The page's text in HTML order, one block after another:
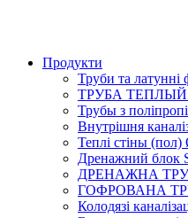
Продукти
Труби та
ТРУБА ТЕПЛЫЙ
Трубы з
Внутрішня
Теплі стіны
Дренажний блок
ДРЕНАЖНА
ГОФРОВАНА
Колодязі